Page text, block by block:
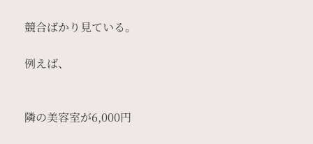
競合ばかり見ている。
例えば、
隣の美容室が6,000円